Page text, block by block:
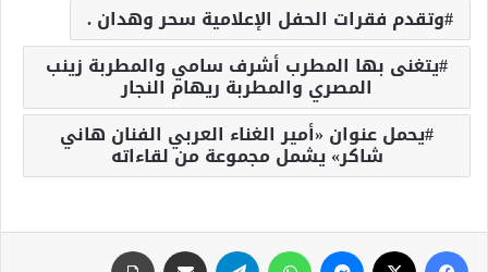
وتقدم فقرات الحفل الإعلامية سحر وهدان .
يتغنى بها المطرب أشرف سامي والمطربة زينب
المصري والمطربة ريهام النجار
يحمل عنوان «أمير الغناء العربي الفنان هاني
شاكر» يشمل مجموعة من لقاءاته